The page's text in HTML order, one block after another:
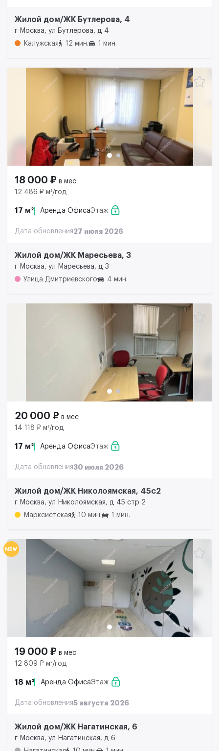
Жилой дом/ЖК Бутлерова, 4
г Москва, ул Бутлерова, д 4
Калужская
12 мин. 1 мин.
18 000 ₽ в мес
12 486 ₽ м²/год
17 м² Аренда ОфисаЭтаж
Дата обновления27 июля 2026
Жилой дом/ЖК Маресьева, 3
г Москва, ул Маресьева, д 3
Улица Дмитриевского
4 мин.
20 000 ₽ в мес
14 118 ₽ м²/год
17 м² Аренда ОфисаЭтаж
Дата обновления30 июля 2026
Жилой дом/ЖК Николоямская, 45с2
г Москва, ул Николоямская, д 45 стр 2
Марксистская
10 мин. 1 мин.
19 000 ₽ в мес
12 809 ₽ м²/год
18 м² Аренда ОфисаЭтаж
Дата обновления5 августа 2026
Жилой дом/ЖК Нагатинская, 6
г Москва, ул Нагатинская, д 6